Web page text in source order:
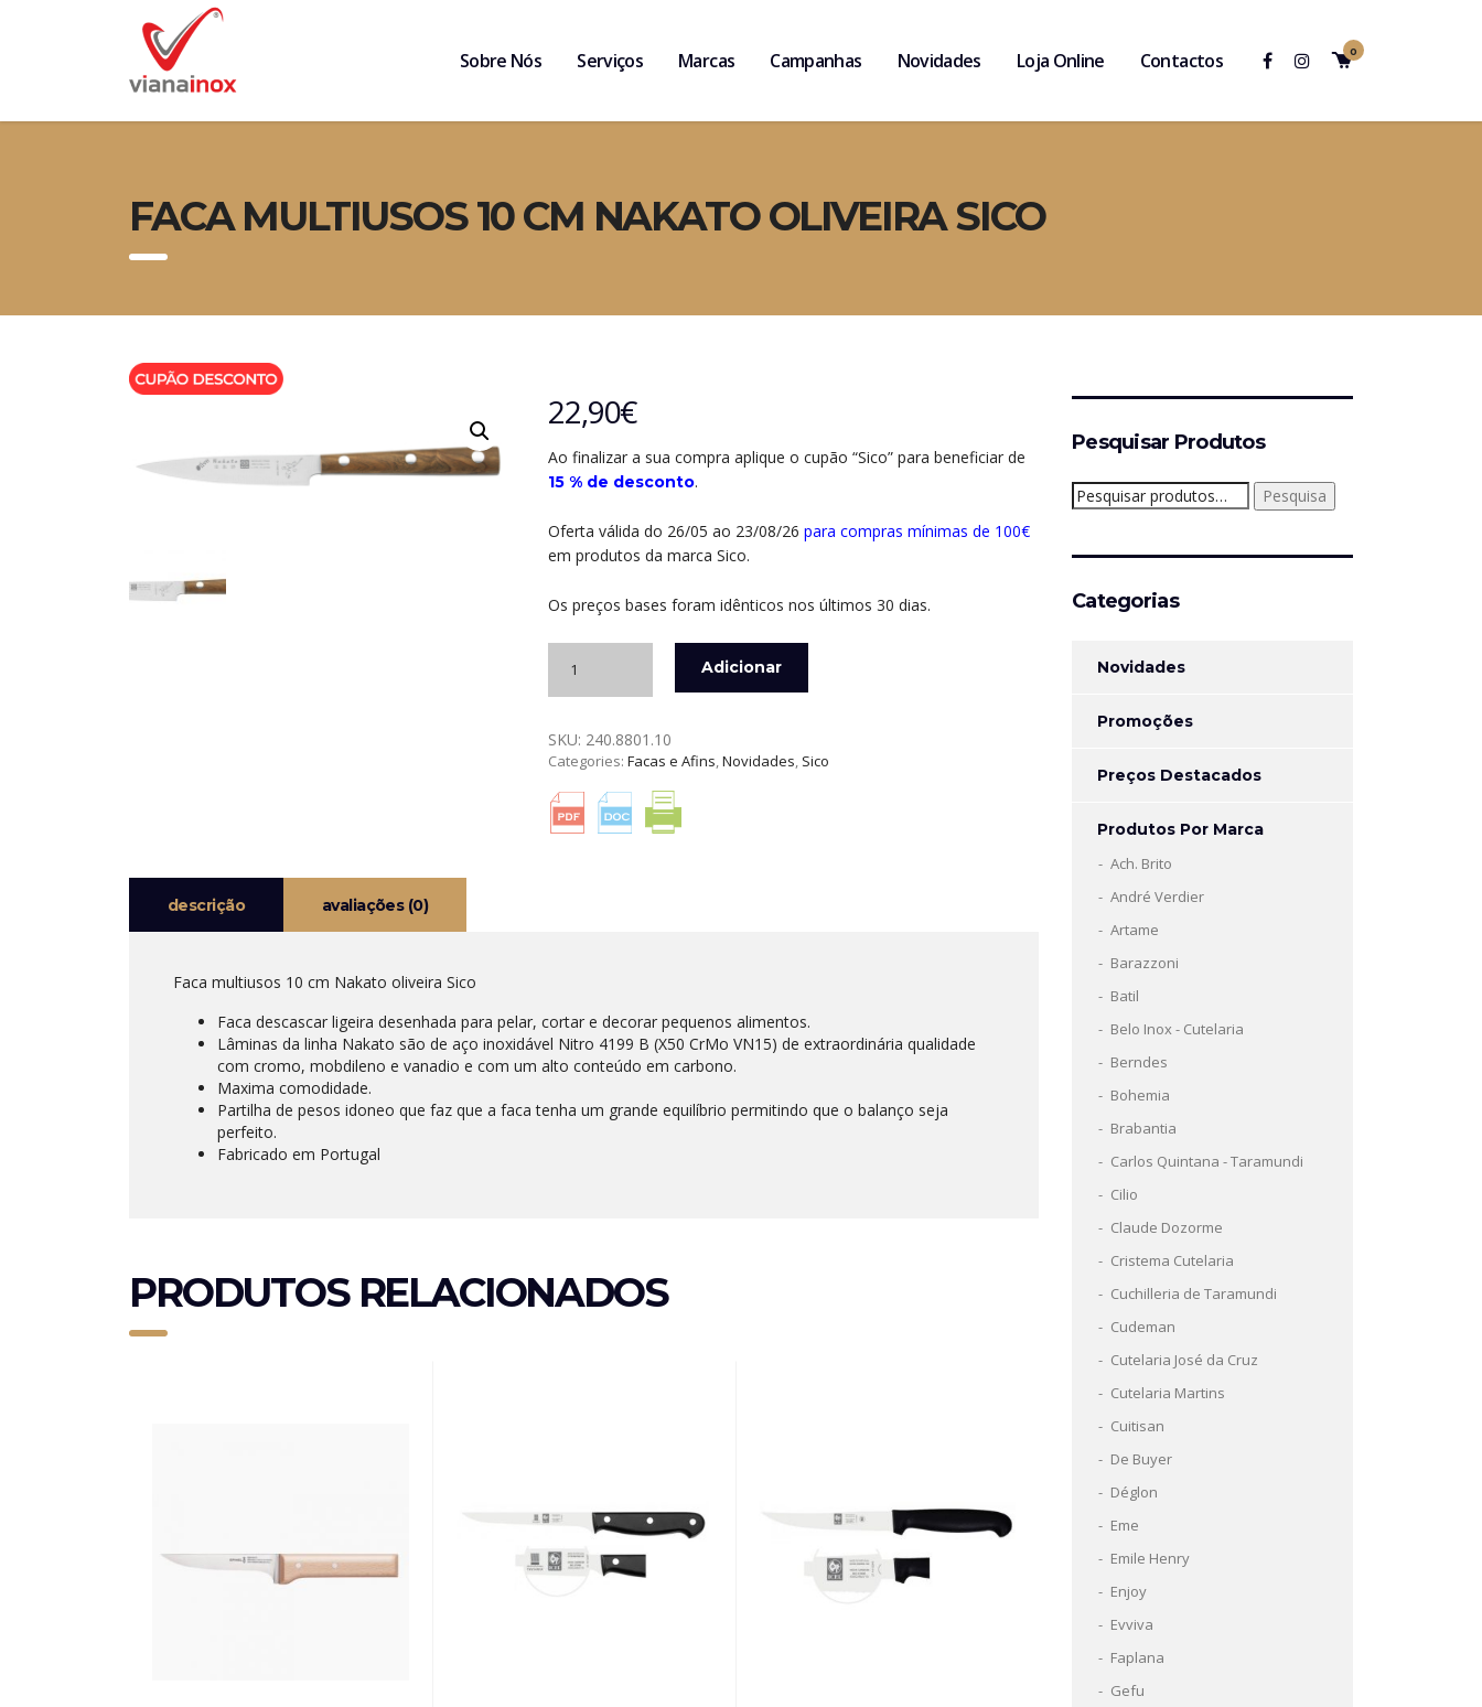
0
Sobre Nós Serviços Marcas Campanhas Novidades Loja Online Contactos
FACA MULTIUSOS 10 CM NAKATO OLIVEIRA SICO
22,90€
Ao finalizar a sua compra aplique o cupão “Sico” para beneficiar de
15 % de desconto.
Oferta válida do 26/05 ao 23/08/26 para compras mínimas de 100€
em produtos da marca Sico.
Os preços bases foram idênticos nos últimos 30 dias.
FACA
10
CM
OLIVEIRA
SICO
Adicionar
SKU: 240.8801.10
Categories: Facas e Afins,Novidades, Sico
descrição avaliações (0)
Faca multiusos 10 cm Nakato oliveira Sico
Faca descascar ligeira desenhada para pelar, cortar e decorar pequenos alimentos.
Lâminas da linha Nakato são de aço inoxidável Nitro 4199 B (X50 CrMo VN15) de extraordinária qualidade
com cromo, mobdileno e vanadio e com um alto conteúdo em carbono.
Maxima comodidade.
Partilha de pesos idoneo que faz que a faca tenha um grande equilíbrio permitindo que o balanço seja
perfeito.
Fabricado em Portugal
PRODUTOS RELACIONADOS
Pesquisar Produtos
Pesquisar
por:
Pesquisa
Categorias
Novidades
Promoções
Preços Destacados
Produtos Por Marca
Ach. Brito
André Verdier
Artame
Barazzoni
Batil
Belo Inox - Cutelaria
Berndes
Bohemia
Brabantia
Carlos Quintana - Taramundi
Cilio
Claude Dozorme
Cristema Cutelaria
Cuchilleria de Taramundi
Cudeman
Cutelaria José da Cruz
Cutelaria Martins
Cuitisan
De Buyer
Déglon
Eme
Emile Henry
Enjoy
Evviva
Faplana
Gefu